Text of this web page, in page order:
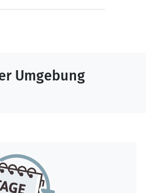
Umgebung